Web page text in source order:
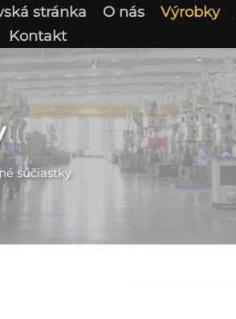
stránka O nás Výrobky
Kontakt
súčiastky